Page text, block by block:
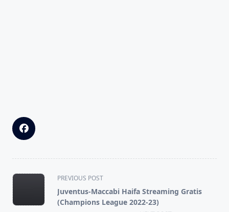
<span
class="nav-
subtitle
PREVIOUS POST
Juventus-Maccabi Haifa Streaming Gratis
(Champions League 2022-23)